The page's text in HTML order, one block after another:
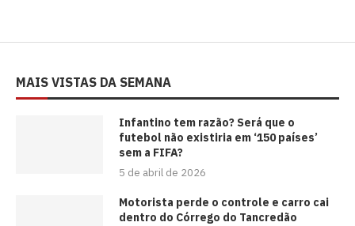
MAIS VISTAS DA SEMANA
⁠Infantino tem razão? Será que o
futebol não existiria em ‘150 países’
sem a FIFA?
5 de abril de 2026
Motorista perde o controle e carro cai
dentro do Córrego do Tancredão